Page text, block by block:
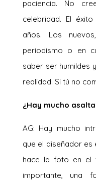
paciencia. No
celebridad. El
años. Los
periodismo o en
saber ser humildes
realidad. Si tú no
¿Hay mucho
AG: Hay mucho
que el diseñador
hace la foto en el
importante, una